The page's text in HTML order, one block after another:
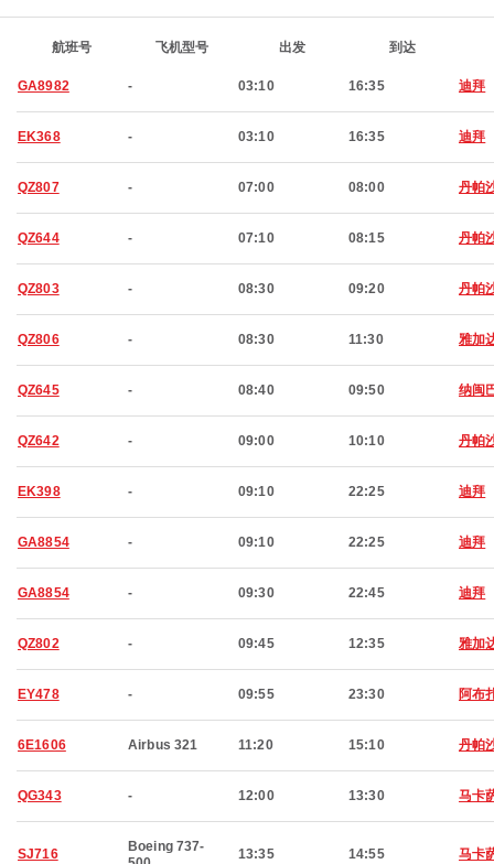
航班号 飞机型号 出发 到达
GA8982 - 03:10 16:35 迪拜
EK368 - 03:10 16:35 迪拜
QZ807 - 07:00 08:00 丹帕
QZ644 - 07:10 08:15 丹帕
QZ803 - 08:30 09:20 丹帕
QZ806 - 08:30 11:30 雅加
QZ645 - 08:40 09:50 纳闽
QZ642 - 09:00 10:10 丹帕
EK398 - 09:10 22:25 迪拜
GA8854 - 09:10 22:25 迪拜
GA8854 - 09:30 22:45 迪拜
QZ802 - 09:45 12:35 雅加
EY478 - 09:55 23:30 阿布
6E1606 Airbus 321 11:20 15:10 丹帕
QG343 - 12:00 13:30 马卡
SJ716
Boeing 737-
13:35 14:55 马卡